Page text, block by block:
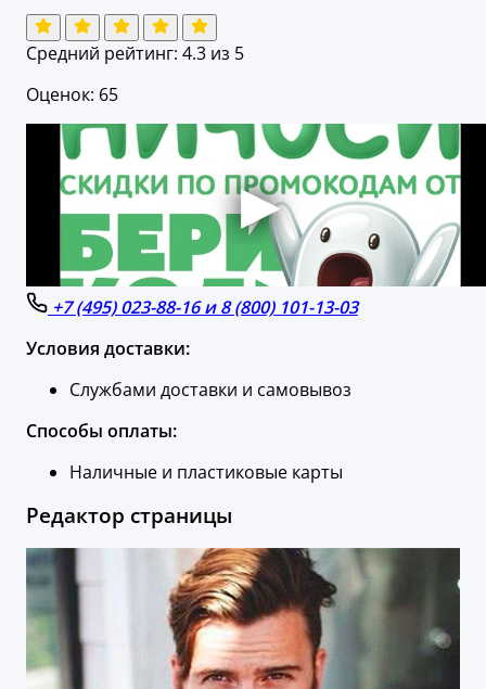
Средний рейтинг: 4.3 из 5
Оценок: 65
+7 (495) 023-88-16 и 8 (800) 101-13-03
Условия доставки:
Службами доставки и самовывоз
Способы оплаты:
Наличные и пластиковые карты
Редактор страницы